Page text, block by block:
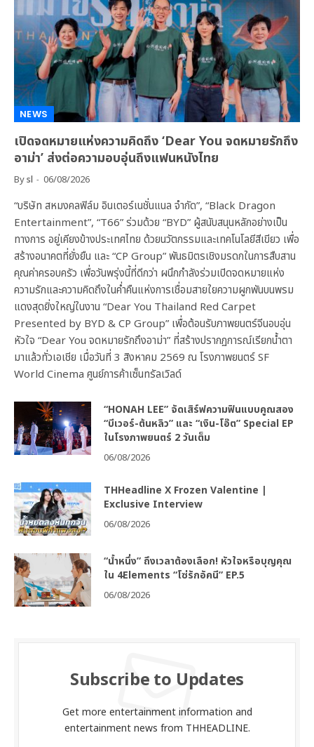
NEWS
เปิดจดหมายแห่งความคิดถึง ‘Dear You จดหมายรักถึง
อาม่า’ ส่งต่อความอบอุ่นถึงแฟนหนังไทย
Bysl 06/08/2026
“บริษัท สหมงคลฟิล์ม อินเตอร์เนชั่นแนล จำกัด”, “Black Dragon
Entertainment”, “T66” ร่วมด้วย “BYD” ผู้สนับสนุนหลักอย่างเป็น
ทางการ อยู่เคียงข้างประเทศไทย ด้วยนวัตกรรมและเทคโนโลยีสีเขียว เพื่อ
สร้างอนาคตที่ยั่งยืน และ “CP Group” พันธมิตรเชิงมรดกในการสืบสาน
คุณค่าครอบครัว เพื่อวันพรุ่งนี้ที่ดีกว่า ผนึกกำลังร่วมเปิดจดหมายแห่ง
ความรักและความคิดถึงในค่ำคืนแห่งการเชื่อมสายใยความผูกพันบนพรม
แดงสุดยิ่งใหญ่ในงาน “Dear You Thailand Red Carpet
Presented by BYD & CP Group” เพื่อต้อนรับภาพยนตร์จีนอบอุ่น
หัวใจ “Dear You จดหมายรักถึงอาม่า” ที่สร้างปรากฏการณ์เรียกน้ำตา
มาแล้วทั่วเอเชีย เมื่อวันที่ 3 สิงหาคม 2569 ณ โรงภาพยนตร์ SF
World Cinema ศูนย์การค้าเซ็นทรัลเวิลด์
“HONAH LEE” จัดเสิร์ฟความฟินแบบคูณสอง
“บีเวอร์-ต้นหลิว” และ “เงิน-โอ๊ต” Special EP
ในโรงภาพยนตร์ 2 วันเต็ม
06/08/2026
THHeadline X Frozen Valentine |
Exclusive Interview
06/08/2026
“น้ำหนึ่ง” ถึงเวลาต้องเลือก! หัวใจหรือบุญคุณ
ใน 4Elements “โซ่รักอัคนี” EP.5
06/08/2026
Subscribe to Updates
Get more entertainment information and
entertainment news from THHEADLINE.